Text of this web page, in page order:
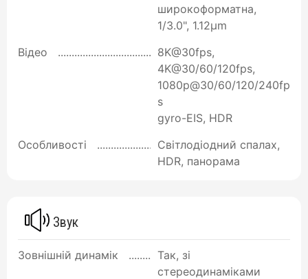
широкоформатна,
1/3.0", 1.12µm
Відео
8K@30fps,
4K@30/60/120fps,
1080p@30/60/120/240fp
s
gyro-EIS, HDR
Особливості
Світлодіодний спалах,
HDR, панорама
Звук
Зовнішній динамік
Так, зі
стереодинаміками